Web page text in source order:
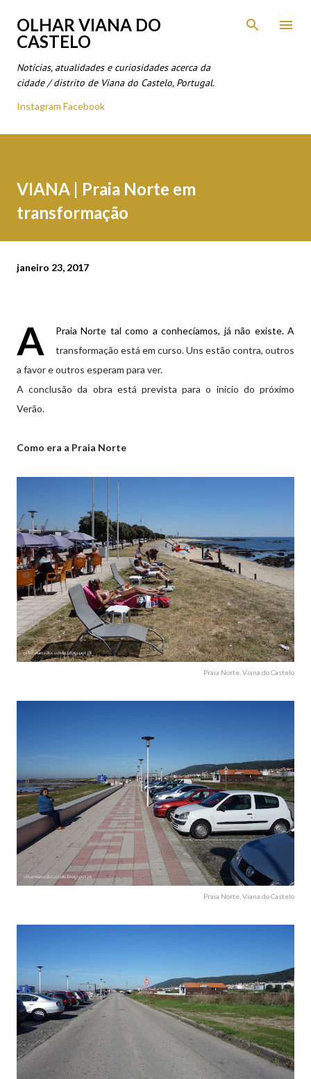
Avançar para o conteúdo principal
OLHAR VIANA DO
CASTELO
Notícias, atualidades e curiosidades acerca da
cidade / distrito de Viana do Castelo, Portugal.
Instagram Facebook
VIANA | Praia Norte em
transformação
janeiro 23, 2017
A
Praia Norte tal como a conhecíamos, já não existe. A
transformação está em curso. Uns estão contra, outros
a favor e outros esperam para ver.
A conclusão da obra está prevista para o início do próximo
Verão.
Como era a Praia Norte
Praia Norte, Viana do Castelo
Praia Norte, Viana do Castelo